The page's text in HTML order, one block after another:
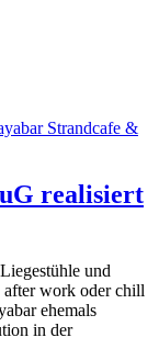
realisiert
und
after work oder chill
ehemals
in der